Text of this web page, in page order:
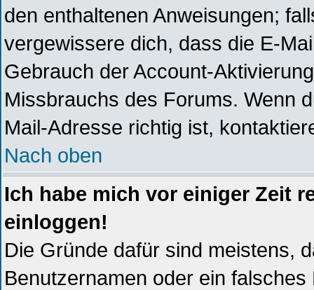
den enthaltenen Anweisungen;
vergewissere dich, dass die E-
Gebrauch der Account-
Missbrauchs des Forums. Wenn
Mail-Adresse richtig ist,
Nach oben
Ich habe mich vor einiger Zeit
einloggen!
Die Gründe dafür sind meistens,
Benutzernamen oder ein